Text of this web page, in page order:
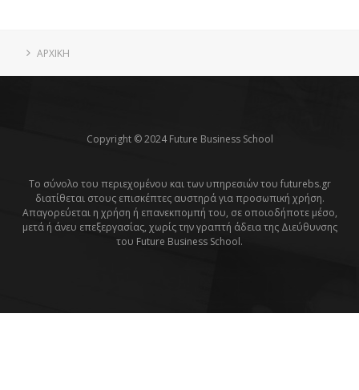
ΑΡΧΙΚΗ
Copyright © 2024 Future Business School
Το σύνολο του περιεχομένου και των υπηρεσιών του futurebs.gr
διατίθεται στους επισκέπτες αυστηρά για προσωπική χρήση.
Απαγορεύεται η χρήση ή επανεκπομπή του, σε οποιοδήποτε μέσο,
μετά ή άνευ επεξεργασίας, χωρίς την γραπτή άδεια της Διεύθυνσης
του Future Business School.